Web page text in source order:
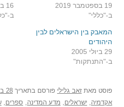
19 בספטמבר 2019
ב-"כללי"
16 בפברואר 2018
ב-
המאבק בין הישראלים לבין
היהודים
29 ביולי 2005
ב-"התנתקות"
פוסט מאת זאב גלילי פורסם בתאריך 28 בדצמבר 2005
אקדמיה ישראלים מדע המדינה ספרים